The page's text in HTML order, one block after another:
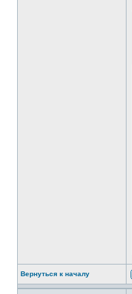
Вернуться к началу